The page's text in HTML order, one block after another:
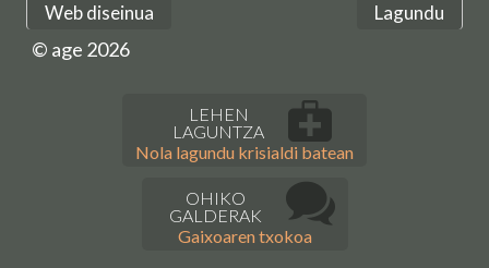
Web diseinua
Lagundu
© age 2026
LEHEN
LAGUNTZA
Nola lagundu krisialdi batean
OHIKO
GALDERAK
Gaixoaren txokoa